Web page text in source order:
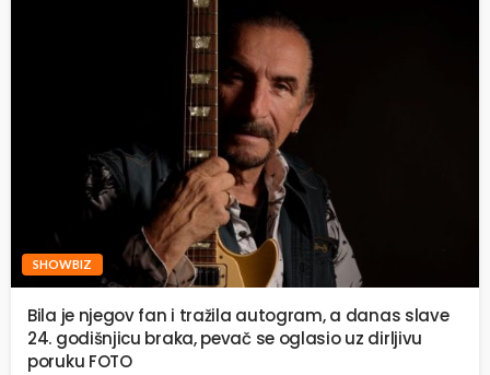
SHOWBIZ
Bila je njegov fan i tražila autogram, a danas slave
24. godišnjicu braka, pevač se oglasio uz dirljivu
poruku FOTO